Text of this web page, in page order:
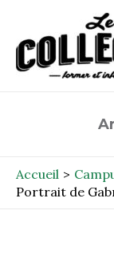
contenu
Accueil
Portrait de